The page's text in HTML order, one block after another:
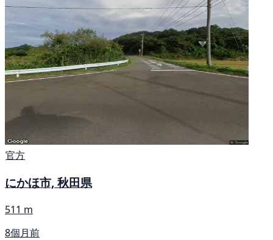
官方
にかほ市, 秋田県
511 m
8個月前